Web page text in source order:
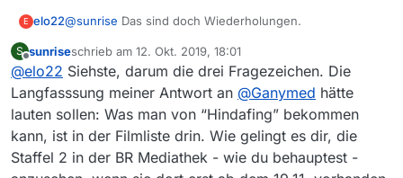
E elo22@sunrise Das sind doch Wiederholungen.
Lutz
S
Offline
sunriseschrieb am 12. Okt. 2019, 18:01
zuletzt editiert von
@elo22 Siehste, darum die drei Fragezeichen. Die
Langfasssung meiner Antwort an @Ganymed hätte
lauten sollen: Was man von “Hindafing” bekommen
kann, ist in der Filmliste drin. Wie gelingt es dir, die
Staffel 2 in der BR Mediathek - wie du behauptest -